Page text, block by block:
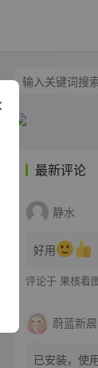
最新评论
静水
好用
评论于 果核看图
蔚蓝新晨
已安装，使